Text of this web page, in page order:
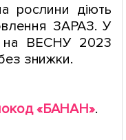
рослини діють
ЗАРАЗ. У
на ВЕСНУ 2023
знижки.
«БАНАН».